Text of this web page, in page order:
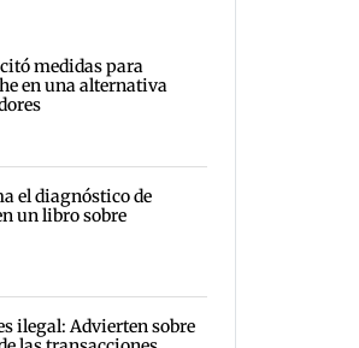
medidas para
en una alternativa
el diagnóstico de
un libro sobre
ilegal: Advierten sobre